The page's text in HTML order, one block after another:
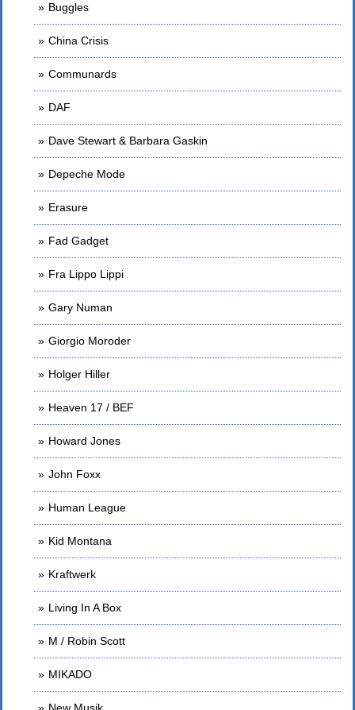
Buggles
China Crisis
Communards
DAF
Dave Stewart & Barbara Gaskin
Depeche Mode
Erasure
Fad Gadget
Fra Lippo Lippi
Gary Numan
Giorgio Moroder
Holger Hiller
Heaven 17 / BEF
Howard Jones
John Foxx
Human League
Kid Montana
Kraftwerk
Living In A Box
M / Robin Scott
MIKADO